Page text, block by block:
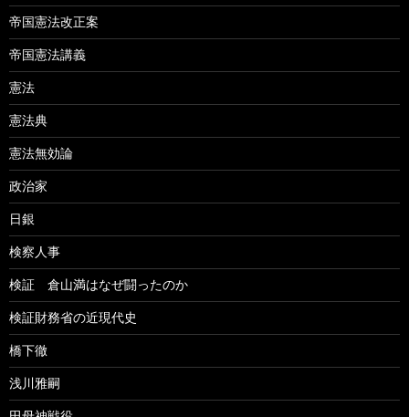
帝国憲法改正案
帝国憲法講義
憲法
憲法典
憲法無効論
政治家
日銀
検察人事
検証 倉山満はなぜ闘ったのか
検証財務省の近現代史
橋下徹
浅川雅嗣